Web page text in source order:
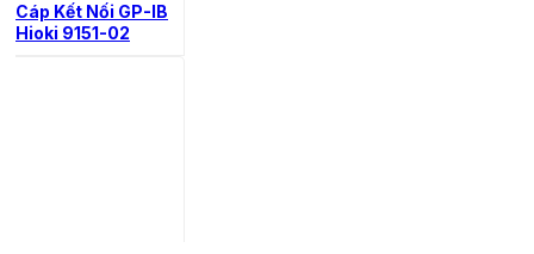
Cáp Kết Nối GP-IB
Hioki 9151-02